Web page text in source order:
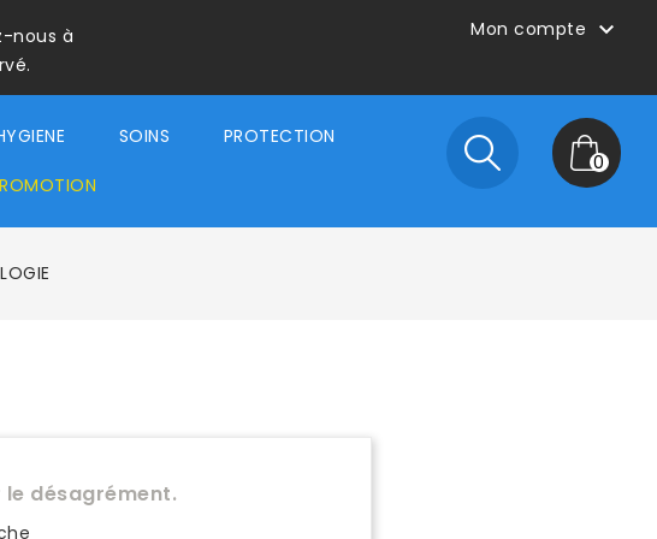
nous à
Mon compte 
0
SOINS PROTECTION
le désagrément.